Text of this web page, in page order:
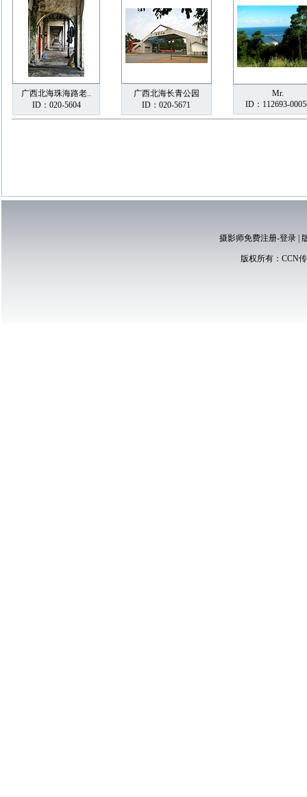
广西北海珠海路老..
ID：020-5604
广西北海长青公园
ID：020-5671
Mr.
ID：112693-
摄影师免费注册-登录|
版权所有： CCN